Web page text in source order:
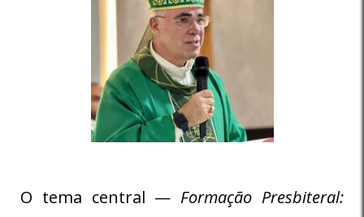
O tema central — Formação Presbiteral: